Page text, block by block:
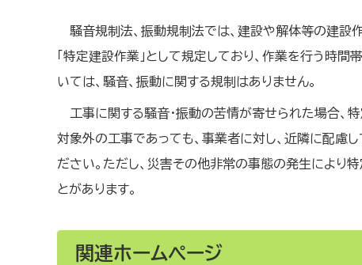
騒音規制法、振動規制法では、建設や解体等の建設
「特定建設作業」として規定しており、作業を行う時
いては、騒音、振動に関する規制はありません。
工事に関する騒音・振動の苦情が寄せられた場合、
対象外の工事であっても、事業者に対し、近隣に配慮
ださい。ただし、災害その他非常の事態の発生により
とがあります。
関連ホームページ